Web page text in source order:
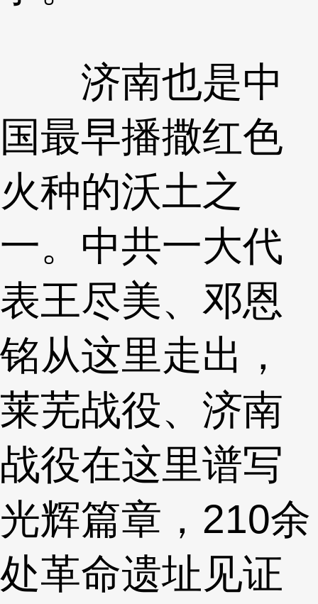
济南也是中
国最早播撒红色
火种的沃土之
一。中共一大代
表王尽美、邓恩
铭从这里走出，
莱芜战役、济南
战役在这里谱写
光辉篇章，210余
处革命遗址见证